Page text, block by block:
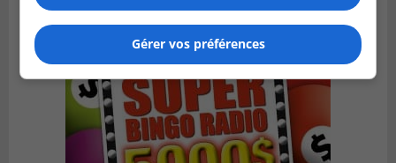
Gérer vos préférences